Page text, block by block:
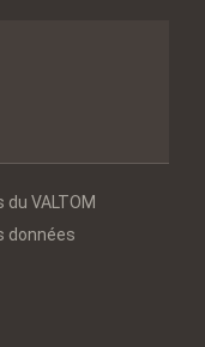
VALTOM
données